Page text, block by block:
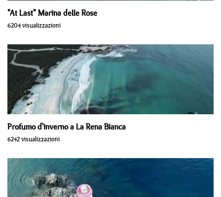
"At Last" Marina delle Rose
6204 visualizzazioni
Profumo d'inverno a La Rena Bianca
6242 visualizzazioni